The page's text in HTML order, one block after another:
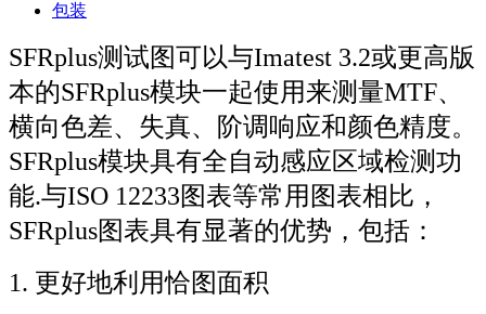
包装
SFRplus测试图可以与Imatest 3.2或更高版
本的SFRplus模块一起使用来测量MTF、
横向色差、失真、阶调响应和颜色精度。
SFRplus模块具有全自动感应区域检测功
能.与ISO 12233图表等常用图表相比，
SFRplus图表具有显著的优势，包括：
1. 更好地利用恰图面积